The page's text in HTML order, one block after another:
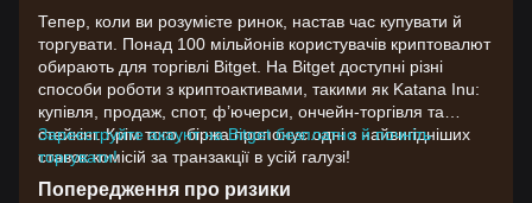
Тепер, коли ви розумієте ринок, настав час купувати й
торгувати. Понад 100 мільйонів користувачів криптовалют
обирають для торгівлі Bitget. На Bitget доступні різні
способи роботи з криптоактивами, такими як Katana Inu:
купівля, продаж, спот, ф’ючерси, ончейн-торгівля та
стейкінг. Крім того, біржа пропонує одні з найвигідніших
ставок комісій за транзакції в усій галузі!
Зареєструйте акаунт на Bitget безплатно й почніть
торгувати!
Попередження про ризики